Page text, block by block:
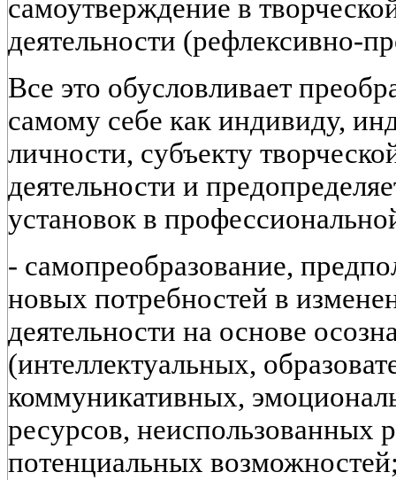
самоутверждение в
деятельности (рефлексивно-
Все это обусловливает
самому себе как индивиду,
личности, субъекту
деятельности и
установок в
- самопреобразование,
новых потребностей в
деятельности на основе
(интеллектуальных,
коммуникативных,
ресурсов, неиспользованных
потенциальных